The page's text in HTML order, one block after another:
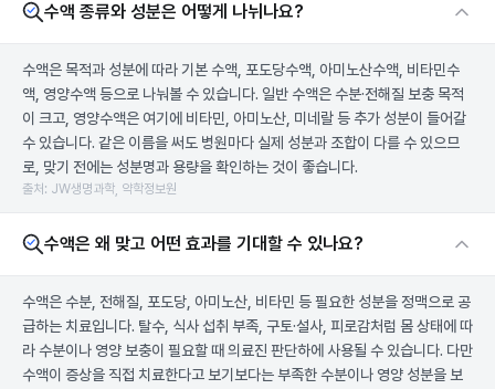
수액 종류와 성분은 어떻게 나뉘나요?
수액은 목적과 성분에 따라 기본 수액, 포도당수액, 아미노산수액, 비타민수
액, 영양수액 등으로 나눠볼 수 있습니다. 일반 수액은 수분·전해질 보충 목적
이 크고, 영양수액은 여기에 비타민, 아미노산, 미네랄 등 추가 성분이 들어갈
수 있습니다. 같은 이름을 써도 병원마다 실제 성분과 조합이 다를 수 있으므
로, 맞기 전에는 성분명과 용량을 확인하는 것이 좋습니다.
출처: JW생명과학, 약학정보원
수액은 왜 맞고 어떤 효과를 기대할 수 있나요?
수액은 수분, 전해질, 포도당, 아미노산, 비타민 등 필요한 성분을 정맥으로 공
급하는 치료입니다. 탈수, 식사 섭취 부족, 구토·설사, 피로감처럼 몸 상태에 따
라 수분이나 영양 보충이 필요할 때 의료진 판단하에 사용될 수 있습니다. 다만
수액이 증상을 직접 치료한다고 보기보다는 부족한 수분이나 영양 성분을 보